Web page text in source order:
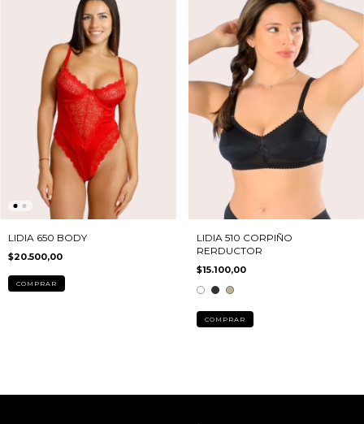
LIDIA 650 BODY
$20.500,00
COMPRAR
LIDIA 510 CORPIÑO
RERDUCTOR
$15.100,00
COMPRAR